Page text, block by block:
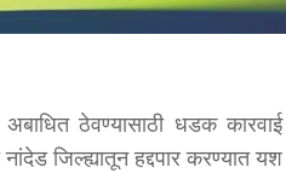
ठेवण्यासाठी धडक कारवाई
नांदेड जिल्ह्यातून हद्दपार करण्यात